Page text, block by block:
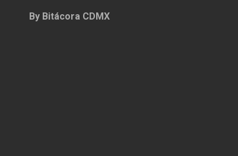
By Bitácora CDMX